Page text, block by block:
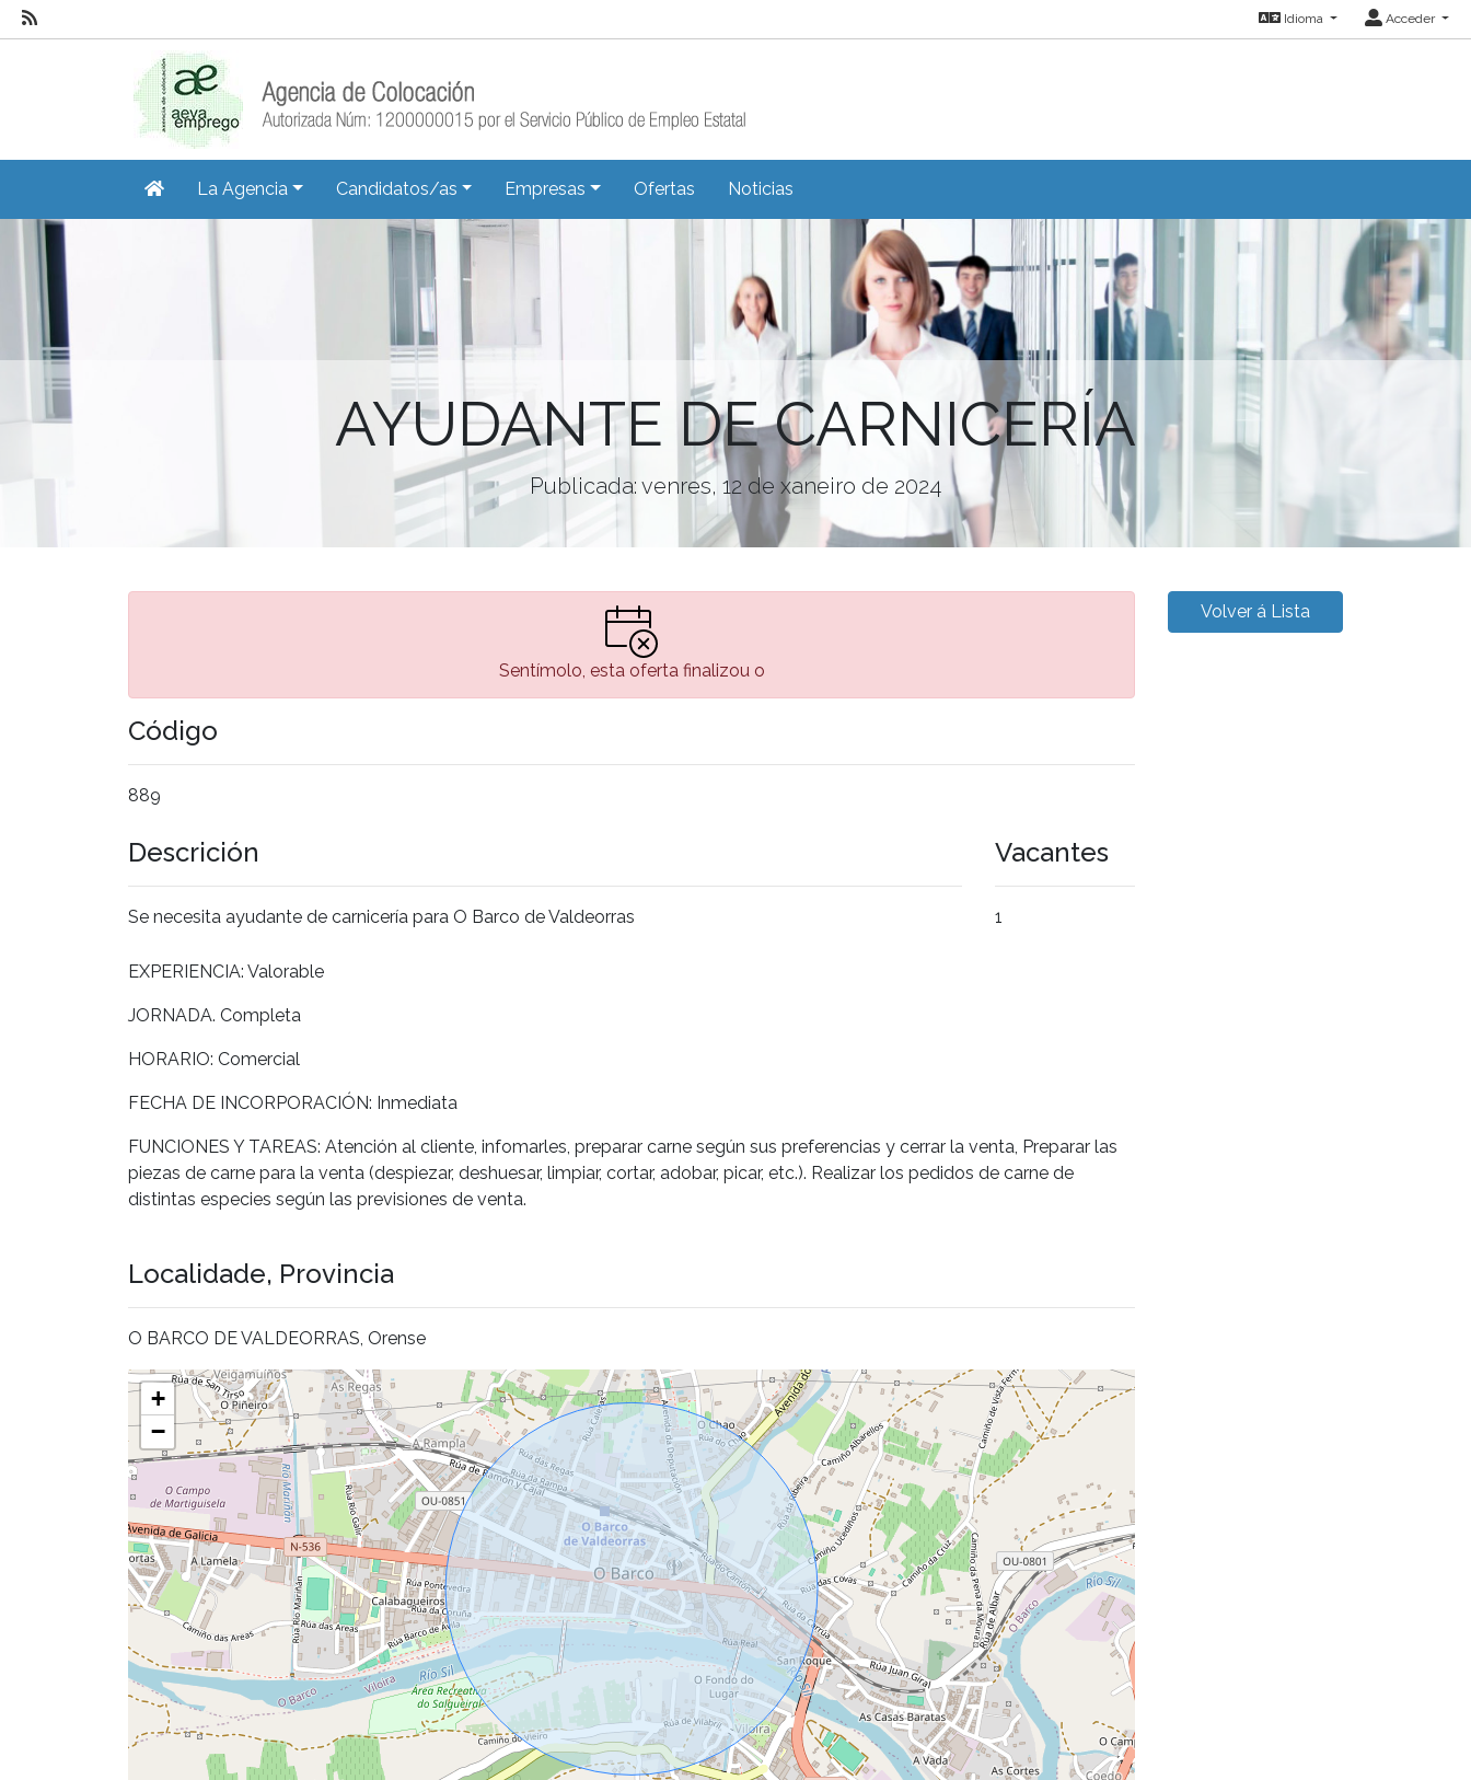
Idioma Acceder
La Agencia Candidatos/as Empresas Ofertas Noticias
AYUDANTE DE CARNICERÍA
Publicada: venres, 12 de xaneiro de 2024
Sentímolo, esta oferta finalizou o
Código
889
Descrición
Se necesita ayudante de carnicería para O Barco de Valdeorras
Vacantes
1
EXPERIENCIA: Valorable
JORNADA. Completa
HORARIO: Comercial
FECHA DE INCORPORACIÓN: Inmediata
FUNCIONES Y TAREAS: Atención al cliente, infomarles, preparar carne según sus preferencias y cerrar la venta, Preparar las
piezas de carne para la venta (despiezar, deshuesar, limpiar, cortar, adobar, picar, etc.). Realizar los pedidos de carne de
distintas especies según las previsiones de venta.
Localidade, Provincia
O BARCO DE VALDEORRAS, Orense
+
−
Volver á Lista